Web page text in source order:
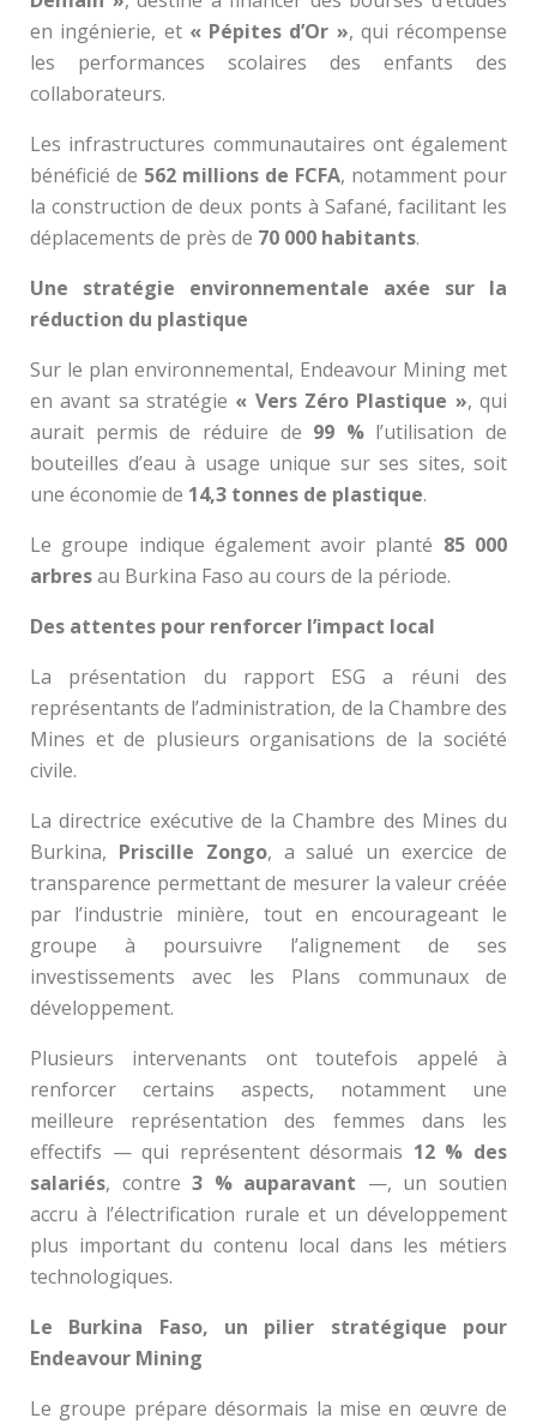
en ingénierie, et « Pépites d’Or », qui récompense
les performances scolaires des enfants des
collaborateurs.
Les infrastructures communautaires ont également
bénéficié de 562 millions de FCFA, notamment pour
la construction de deux ponts à Safané, facilitant les
déplacements de près de 70 000 habitants.
Une stratégie environnementale axée sur la
réduction du plastique
Sur le plan environnemental, Endeavour Mining met
en avant sa stratégie « Vers Zéro Plastique », qui
aurait permis de réduire de 99 %l’utilisation de
bouteilles d’eau à usage unique sur ses sites, soit
une économie de 14,3 tonnes de plastique.
Le groupe indique également avoir planté 85 000
arbresau Burkina Faso au cours de la période.
Des attentes pour renforcer l’impact local
La présentation du rapport ESG a réuni des
représentants de l’administration, de la Chambre des
Mines et de plusieurs organisations de la société
civile.
La directrice exécutive de la Chambre des Mines du
Burkina, Priscille Zongo, a salué un exercice de
transparence permettant de mesurer la valeur créée
par l’industrie minière, tout en encourageant le
groupe à poursuivre l’alignement de ses
investissements avec les Plans communaux de
développement.
Plusieurs intervenants ont toutefois appelé à
renforcer certains aspects, notamment une
meilleure représentation des femmes dans les
effectifs — qui représentent désormais 12 % des
salariés, contre3 % auparavant —, un soutien
accru à l’électrification rurale et un développement
plus important du contenu local dans les métiers
technologiques.
Le Burkina Faso, un pilier stratégique pour
Endeavour Mining
Le groupe prépare désormais la mise en œuvre de